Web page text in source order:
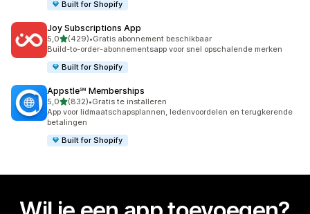
Built for Shopify
Joy Subscriptions App
5,0van 5 sterren
(429)
429 recensies in totaal
•Gratis abonnement beschikbaar
Build-to-order-abonnementsapp voor snel opschalende merken
Built for Shopify
Appstle℠ Memberships
5,0van 5 sterren
(832)
832 recensies in totaal
•Gratis te installeren
App voor lidmaatschapsplannen, ledenvoordelen en terugkerende
betalingen
Built for Shopify